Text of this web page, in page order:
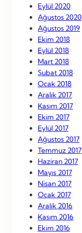
Eylül 2020
Ağustos 2020
Ağustos 2019
Ekim 2018
Eylül 2018
Mart 2018
Şubat 2018
Ocak 2018
Aralık 2017
Kasım 2017
Ekim 2017
Eylül 2017
Ağustos 2017
Temmuz 2017
Haziran 2017
Mayıs 2017
Nisan 2017
Ocak 2017
Aralık 2016
Kasım 2016
Ekim 2016